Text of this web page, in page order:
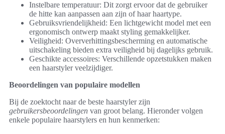
Instelbare temperatuur: Dit zorgt ervoor dat de gebruiker
de hitte kan aanpassen aan zijn of haar haartype.
Gebruiksvriendelijkheid: Een lichtgewicht model met een
ergonomisch ontwerp maakt styling gemakkelijker.
Veiligheid: Oververhittingsbescherming en automatische
uitschakeling bieden extra veiligheid bij dagelijks gebruik.
Geschikte accessoires: Verschillende opzetstukken maken
een haarstyler veelzijdiger.
Beoordelingen van populaire modellen
Bij de zoektocht naar de beste haarstyler zijn
gebruikersbeoordelingen van groot belang. Hieronder volgen
enkele populaire haarstylers en hun kenmerken: